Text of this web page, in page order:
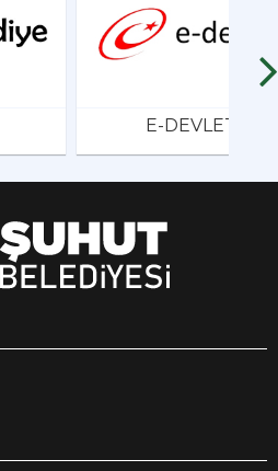
E-DEVLET